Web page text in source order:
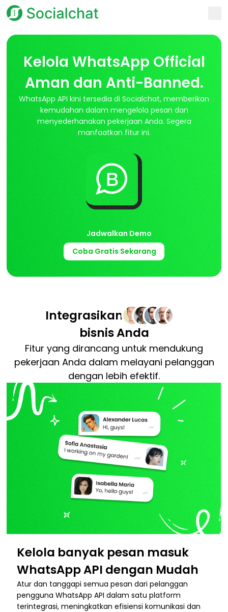
Kelola WhatsApp Official
Aman dan Anti-Banned.
WhatsApp API kini tersedia di Socialchat, memberikan
kemudahan dalam mengelola pesan dan
menyederhanakan pekerjaan Anda. Segera
manfaatkan fitur ini.
Coba Gratis Sekarang
Jadwalkan Demo
Integrasikan
bisnis Anda
Fitur yang dirancang untuk mendukung
pekerjaan Anda dalam melayani pelanggan
dengan lebih efektif.
Kelola banyak pesan masuk
WhatsApp API dengan Mudah
Atur dan tanggapi semua pesan dari pelanggan
pengguna WhatsApp API dalam satu platform
terintegrasi, meningkatkan efisiensi komunikasi dan